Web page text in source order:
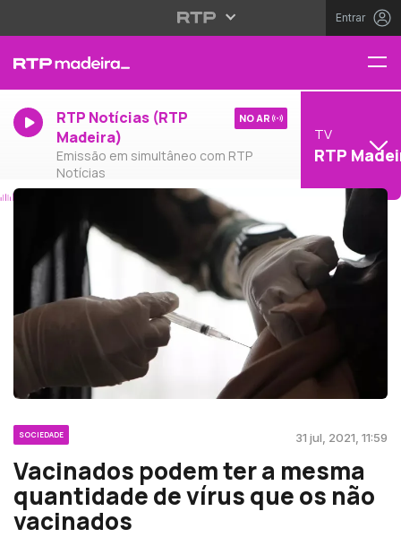
Entrar
RTP Notícias (RTP
Madeira)
Emissão em simultâneo com RTP
Notícias
NO AR
TV
RTP
SOCIEDADE 31 jul, 2021, 11:59
Vacinados podem ter a mesma
quantidade de vírus que os não
vacinados